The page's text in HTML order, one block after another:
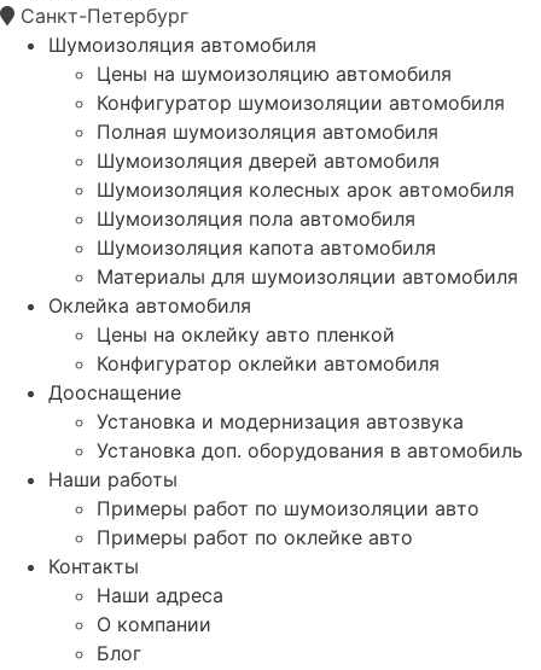
Санкт-Петербург
Шумоизоляция автомобиля
Цены на шумоизоляцию автомобиля
Конфигуратор шумоизоляции автомобиля
Полная шумоизоляция автомобиля
Шумоизоляция дверей автомобиля
Шумоизоляция колесных арок автомобиля
Шумоизоляция пола автомобиля
Шумоизоляция капота автомобиля
Материалы для шумоизоляции автомобиля
Оклейка автомобиля
Цены на оклейку авто пленкой
Конфигуратор оклейки автомобиля
Дооснащение
Установка и модернизация автозвука
Установка доп. оборудования в автомобиль
Наши работы
Примеры работ по шумоизоляции авто
Примеры работ по оклейке авто
Контакты
Наши адреса
О компании
Блог